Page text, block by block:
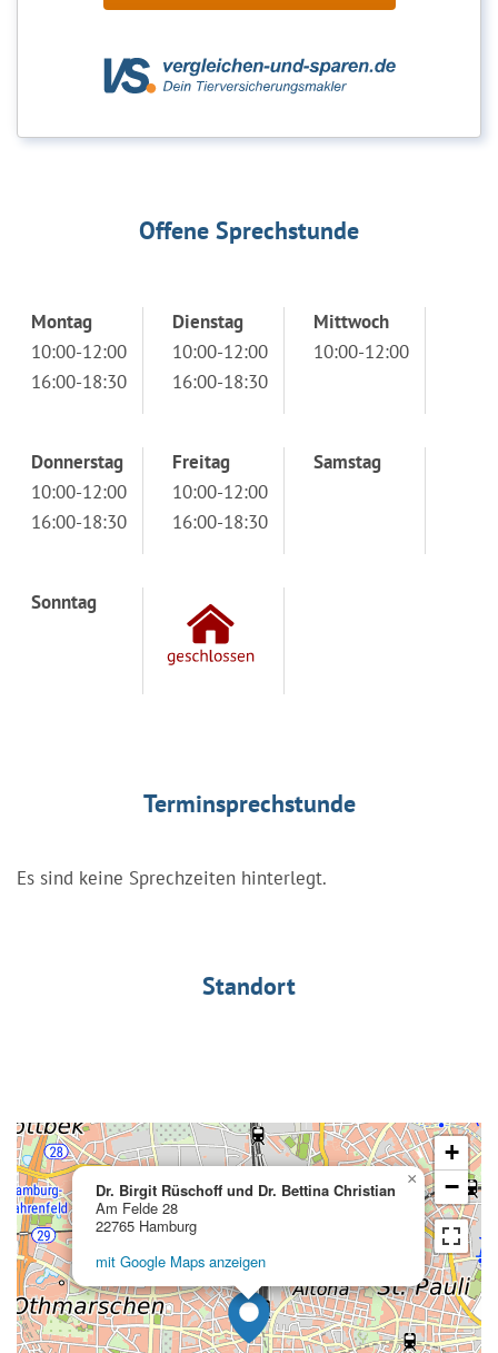
Offene Sprechstunde
Montag
10:00-12:00
16:00-18:30
Dienstag
10:00-12:00
16:00-18:30
Mittwoch
10:00-12:00
Donnerstag
10:00-12:00
16:00-18:30
Freitag
10:00-12:00
16:00-18:30
Samstag
Sonntag
Terminsprechstunde
Es sind keine Sprechzeiten hinterlegt.
Standort
Dr. Birgit Rüschoff und Dr. Bettina Christian
Am Felde 28
22765 Hamburg
mit Google Maps anzeigen
×
+
−